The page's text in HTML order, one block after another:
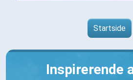
Startside
Inspirerende